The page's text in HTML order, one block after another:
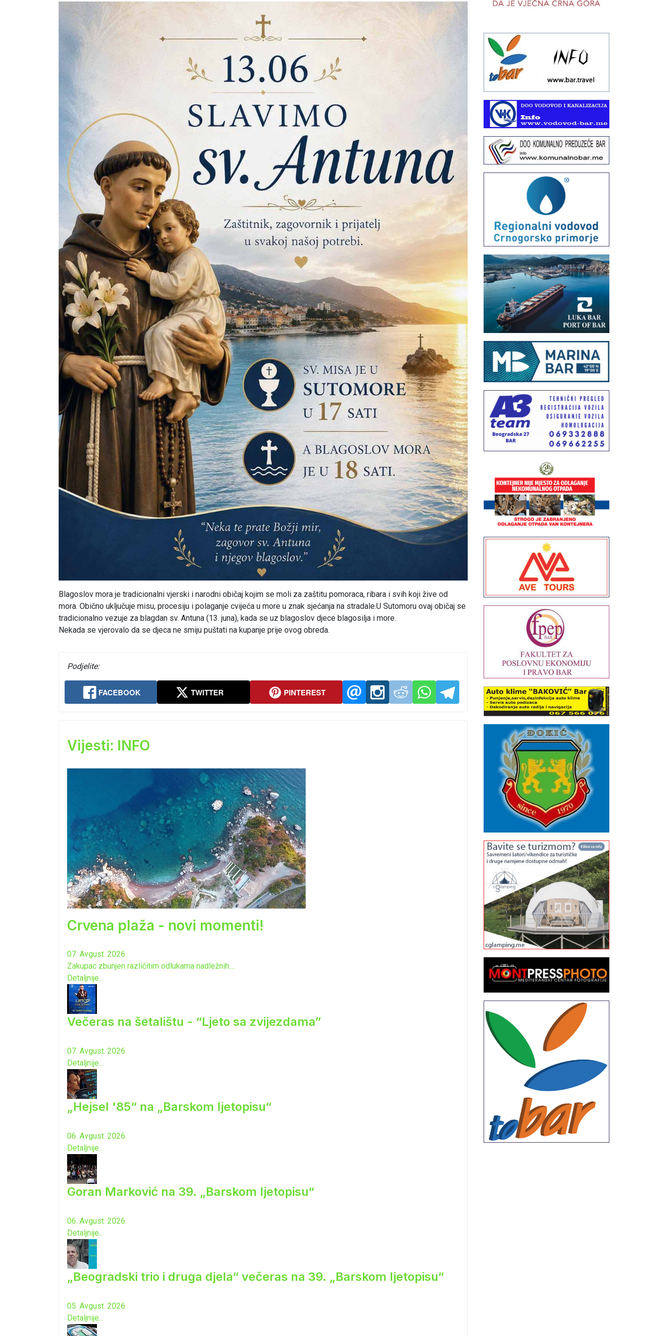
Blagoslov mora je tradicionalni vjerski i narodni običaj kojim se moli za zaštitu pomoraca, ribara i svih koji žive od
mora. Obično uključuje misu, procesiju i polaganje cvijeća u more u znak sjećanja na stradale.U Sutomoru ovaj običaj se
tradicionalno vezuje za blagdan sv. Antuna (13. juna), kada se uz blagoslov djece blagosilja i more.
Nekada se vjerovalo da se djeca ne smiju puštati na kupanje prije ovog obreda.
Podjelite:
FACEBOOK TWITTER PINTEREST
Vijesti: INFO
Crvena plaža - novi momenti!
07. Avgust. 2026.
Zakupac zbunjen različitim odlukama nadležnih....
Detaljnije...
Večeras na šetalištu - “Ljeto sa zvijezdama”
07. Avgust. 2026.
Detaljnije...
„Hejsel '85“ na „Barskom ljetopisu“
06. Avgust. 2026.
Detaljnije...
Goran Marković na 39. „Barskom ljetopisu“
06. Avgust. 2026.
Detaljnije...
„Beogradski trio i druga djela“ večeras na 39. „Barskom ljetopisu“
05. Avgust. 2026.
Detaljnije...